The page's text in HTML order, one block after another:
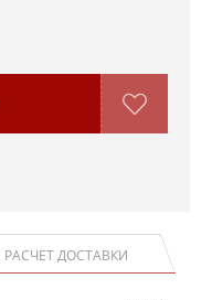
РАСЧЕТ ДОСТАВКИ